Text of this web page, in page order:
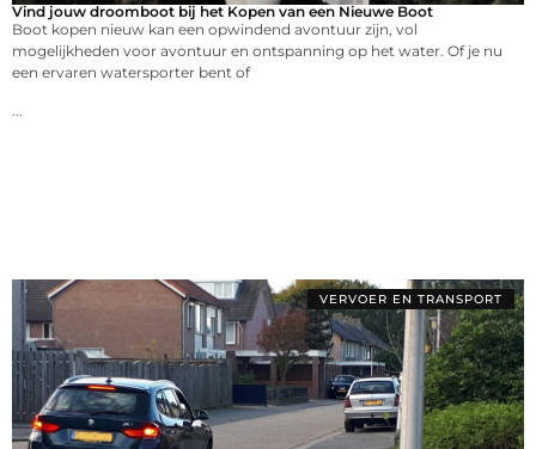
Vind jouw droomboot bij het Kopen van een Nieuwe Boot
Boot kopen nieuw kan een opwindend avontuur zijn, vol
mogelijkheden voor avontuur en ontspanning op het water. Of je nu
een ervaren watersporter bent of
...
VERVOER EN TRANSPORT